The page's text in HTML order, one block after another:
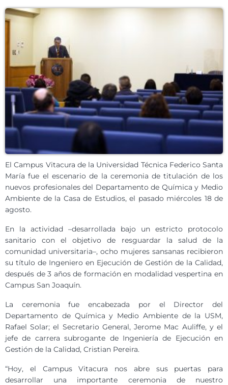
El Campus Vitacura de la Universidad Técnica Federico Santa
María fue el escenario de la ceremonia de titulación de los
nuevos profesionales del Departamento de Química y Medio
Ambiente de la Casa de Estudios, el pasado miércoles 18 de
agosto.
En la actividad –desarrollada bajo un estricto protocolo
sanitario con el objetivo de resguardar la salud de la
comunidad universitaria–, ocho mujeres sansanas recibieron
su título de Ingeniero en Ejecución de Gestión de la Calidad,
después de 3 años de formación en modalidad vespertina en
Campus San Joaquín.
La ceremonia fue encabezada por el Director del
Departamento de Química y Medio Ambiente de la USM,
Rafael Solar; el Secretario General, Jerome Mac Auliffe, y el
jefe de carrera subrogante de Ingeniería de Ejecución en
Gestión de la Calidad, Cristian Pereira.
“Hoy, el Campus Vitacura nos abre sus puertas para
desarrollar una importante ceremonia de nuestro